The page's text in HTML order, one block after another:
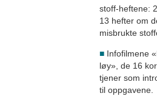
stoff-heftene:
13 hefter om
misbrukte
■ Infofilmene
løy», de 16
tjener som
til oppgavene.